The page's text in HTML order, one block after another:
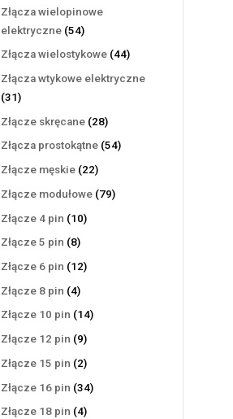
Złącza wielopinowe
elektryczne 5454
produkty
Złącza wielostykowe 4444
Złącza wtykowe elektryczne
3131
produktów
Złącze skręcane 2828
produktów
Złącza prostokątne 5454
Złącze męskie 2222
produkty
Złącze modułowe 7979
Złącze 4 pin 1010
Złącze 5 pin 88
produktów
Złącze 6 pin 1212
Złącze 8 pin 44
produkty
Złącze 10 pin 1414
Złącze 12 pin 99
produktów
Złącze 15 pin 22
produkty
Złącze 16 pin 3434
Złącze 18 pin 44